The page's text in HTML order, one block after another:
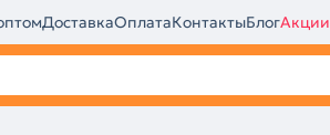
ДоставкаОплатаКонтактыБлогАкции